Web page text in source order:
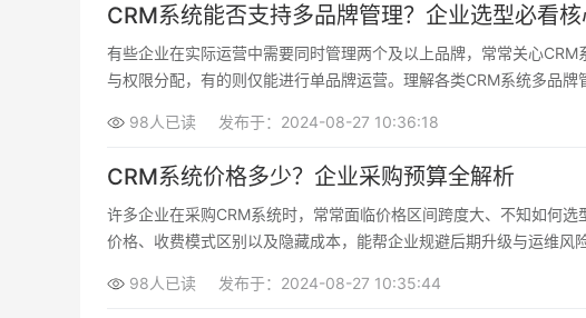
CRM系统能否支持多品牌管理？企业选型必看核
有些企业在实际运营中需要同时管理两个及以上品牌，常常关心
与权限分配，有的则仅能进行单品牌运营。理解各类CRM系统多品
98人已读
发布于：2024-08-27 10:36:18
CRM系统价格多少？企业采购预算全解析
许多企业在采购CRM系统时，常常面临价格区间跨度大、不知如何
价格、收费模式区别以及隐藏成本，能帮企业规避后期升级与运维风
98人已读 发布于：2024-08-27 10:35:44